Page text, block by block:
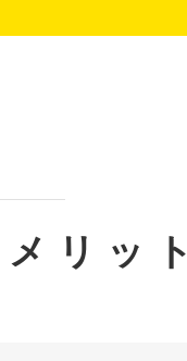
リット